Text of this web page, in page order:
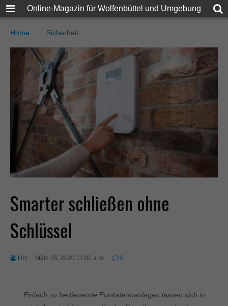
Online-Magazin für Wolfenbüttel und Umgebung
Home Sicherheit
Smarter schließen ohne
Schlüssel
HH März 25, 2020 11:02 a.m. 0
Einfach zu bedienende Funkalarmanlagen lassen sich in